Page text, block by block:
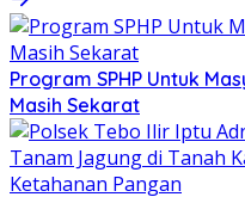
Program SPHP Untuk
Masih Sekarat